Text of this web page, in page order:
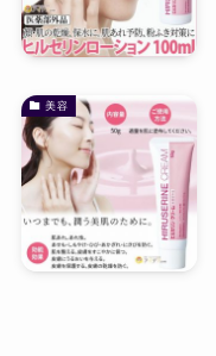
ベビー・キッズ
ギフト
慶弔商品
ブランド
美容